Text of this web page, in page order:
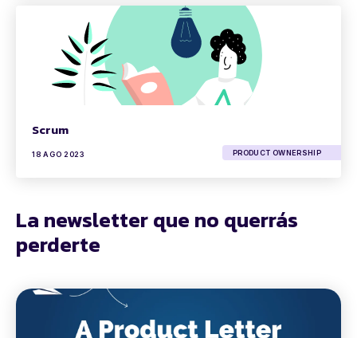
Scrum
18 AGO 2023 PRODUCT OWNERSHIP
La newsletter que no querrás
perderte